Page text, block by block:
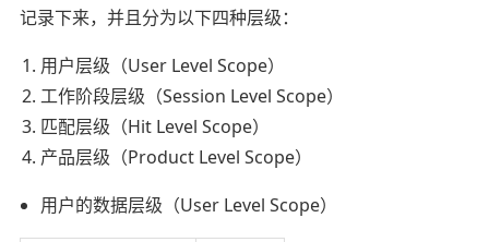
记录下来，并且分为以下四种层级：
用户层级（User Level Scope）
工作阶段层级（Session Level Scope）
匹配层级（Hit Level Scope）
产品层级（Product Level Scope）
用户的数据层级（User Level Scope）